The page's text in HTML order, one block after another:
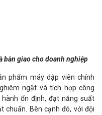
bàn giao cho doanh nghiệp
phẩm máy dập viên chính
ngặt và tích hợp công
ổn định, đạt năng suất
chuẩn. Bên cạnh đó, với đội